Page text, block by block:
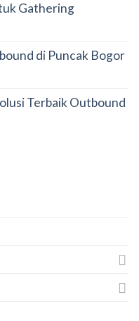
Gathering
di Puncak Bogor
Terbaik Outbound